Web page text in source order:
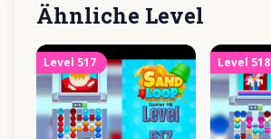
Ähnliche Level
Level 517 Level 518